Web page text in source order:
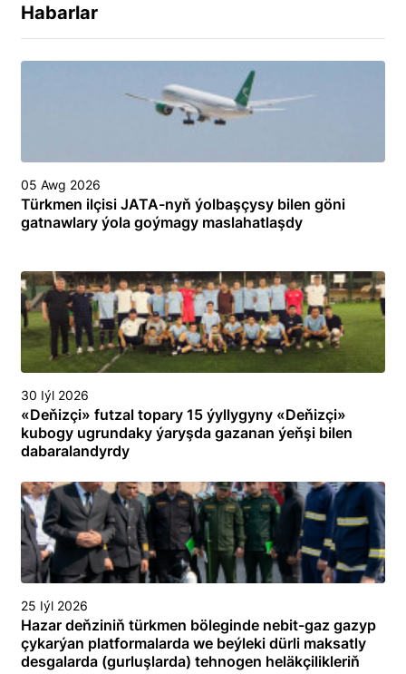
Habarlar
05 Awg 2026
Türkmen ilçisi JATA-nyň ýolbaşçysy bilen göni
gatnawlary ýola goýmagy maslahatlaşdy
30 Iýl 2026
«Deňizçi» futzal topary 15 ýyllygyny «Deňizçi»
kubogy ugrundaky ýaryşda gazanan ýeňşi bilen
dabaralandyrdy
25 Iýl 2026
Hazar deňziniň türkmen böleginde nebit-gaz gazyp
çykarýan platformalarda we beýleki dürli maksatly
desgalarda (gurluşlarda) tehnogen heläkçilikleriň